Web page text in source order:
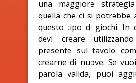
una maggiore
quella che ci si potrebbe
questo tipo di giochi. In
devi creare
presente sul tavolo
crearne di nuove. Se
parola valida, puoi